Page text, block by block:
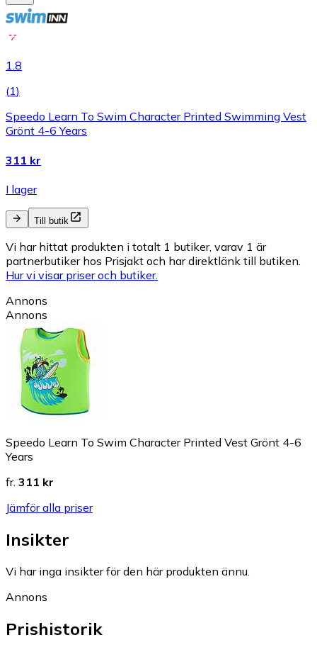
1.8
(1)
Speedo Learn To Swim Character Printed Swimming Vest
Grönt 4-6 Years
311 kr
I lager
Till butik
Vi har hittat produkten i totalt 1 butiker, varav 1 är
partnerbutiker hos Prisjakt och har direktlänk till butiken.
Hur vi visar priser och butiker.
Annons
Annons
Speedo Learn To Swim Character Printed Vest Grönt 4-6
Years
fr. 311 kr
Jämför alla priser
Insikter
Vi har inga insikter för den här produkten ännu.
Annons
Prishistorik